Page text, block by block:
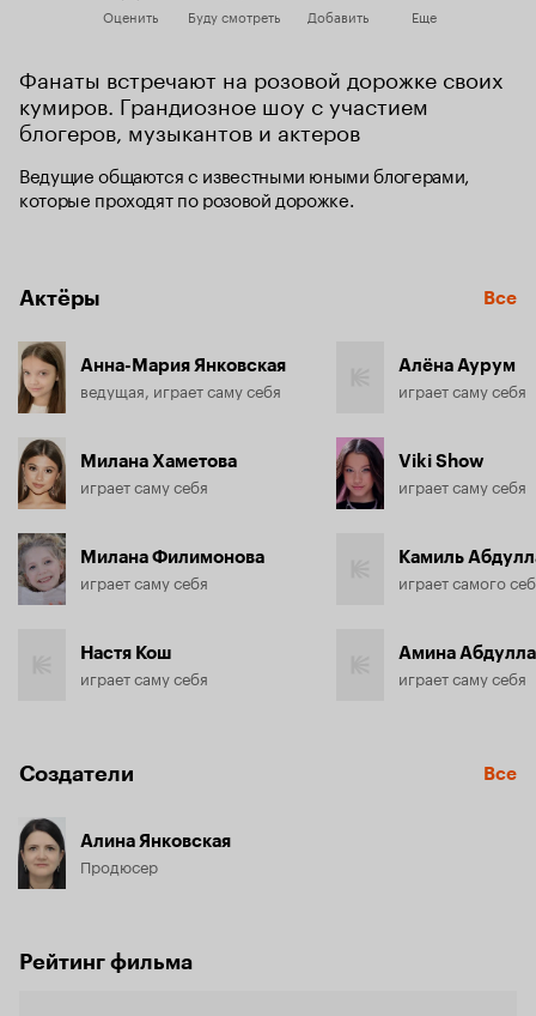
Оценить Буду смотреть Добавить Еще
Фанаты встречают на розовой дорожке своих
кумиров. Грандиозное шоу с участием
блогеров, музыкантов и актеров
Ведущие общаются с известными юными блогерами,
которые проходят по розовой дорожке.
Актёры Все
Анна-Мария Янковская
ведущая, играет саму себя
Милана Хаметова
играет саму себя
Милана Филимонова
играет саму себя
Настя Кош
играет саму себя
Алёна Аурум
играет саму себя
Viki Show
играет саму себя
Камиль
играет самого
Амина
играет саму себя
Создатели Все
Алина Янковская
Продюсер
Рейтинг фильма